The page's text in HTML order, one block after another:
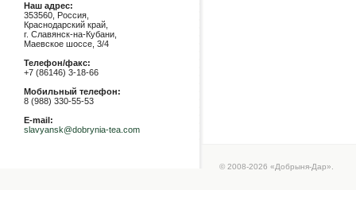
Наш адрес:
353560, Россия,
Краснодарский край,
г. Славянск-на-Кубани,
Маевское шоссе, 3/4
Телефон/факс:
+7 (86146) 3-18-66
Мобильный телефон:
8 (988) 330-55-53
E-mail:
slavyansk@dobrynia-tea.com
© 2008-2026 «Добрыня-Дар».